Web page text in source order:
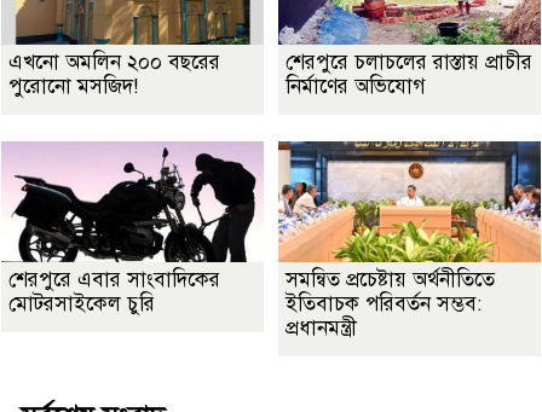
এখনো অমলিন ২০০ বছরের
পুরোনো মসজিদ!
শেরপুরে চলাচলের রাস্তায় প্রাচীর
নির্মাণের অভিযোগ
শেরপুরে এবার সাংবাদিকের
মোটরসাইকেল চুরি
সমন্বিত প্রচেষ্টায় অর্থনীতিতে
ইতিবাচক পরিবর্তন সম্ভব:
প্রধানমন্ত্রী